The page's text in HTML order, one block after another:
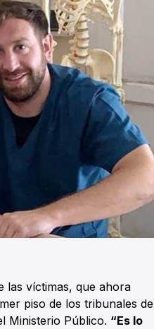
las víctimas, que ahora
piso de los tribunales de
Ministerio Público. “Es lo